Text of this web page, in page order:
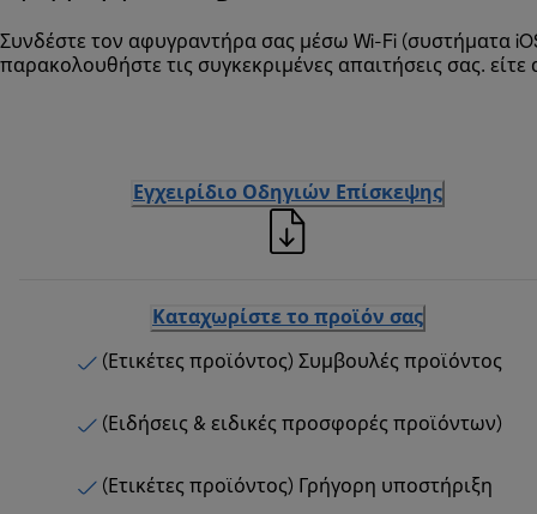
Συνδέστε τον αφυγραντήρα σας μέσω Wi-Fi (συστήματα
παρακολουθήστε τις συγκεκριμένες απαιτήσεις σας.
Εγχειρίδιο Οδηγιών Επίσκεψης
Καταχωρίστε το προϊόν σας
(Ετικέτες προϊόντος) Συμβουλές προϊόντος
(Ειδήσεις & ειδικές προσφορές προϊόντων)
(Ετικέτες προϊόντος) Γρήγορη υποστήριξη